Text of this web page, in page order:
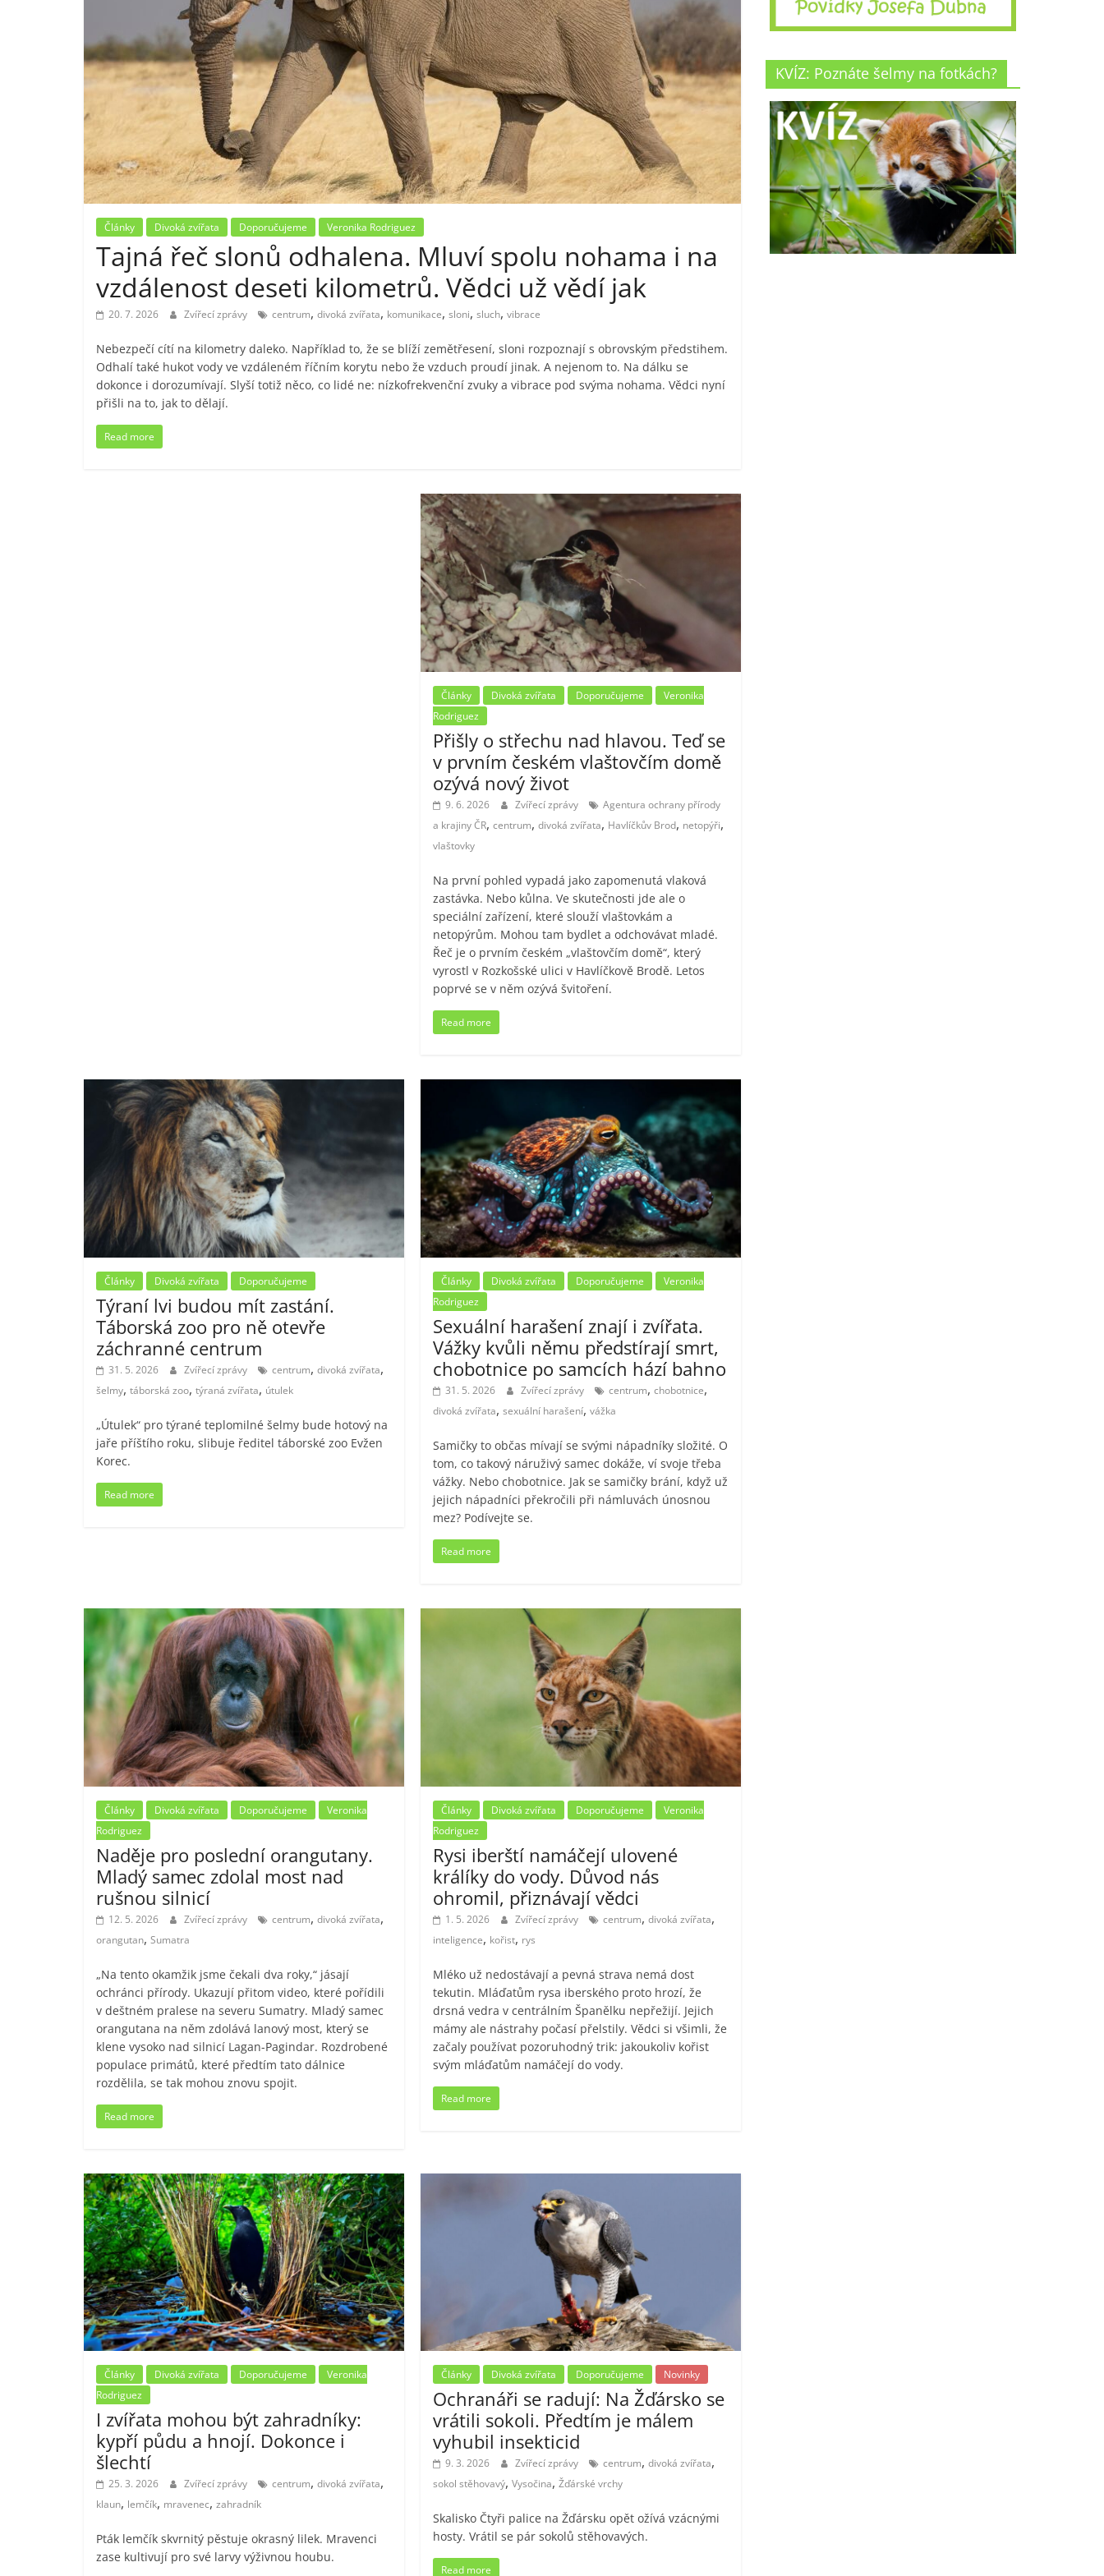
Články Divoká zvířata Doporučujeme Veronika Rodriguez
Tajná řeč slonů odhalena. Mluví spolu nohama i na
vzdálenost deseti kilometrů. Vědci už vědí jak
20. 7. 2026 Zvířecí zprávy centrum, divoká zvířata, komunikace, sloni, sluch, vibrace
Nebezpečí cítí na kilometry daleko. Například to, že se blíží zemětřesení, sloni rozpoznají s obrovským předstihem.
Odhalí také hukot vody ve vzdáleném říčním korytu nebo že vzduch proudí jinak. A nejenom to. Na dálku se
dokonce i dorozumívají. Slyší totiž něco, co lidé ne: nízkofrekvenční zvuky a vibrace pod svýma nohama. Vědci nyní
přišli na to, jak to dělají.
Read more
Články Divoká zvířata Doporučujeme
Veronika
Rodriguez
Přišly o střechu nad hlavou. Teď se
v prvním českém vlaštovčím domě
ozývá nový život
9. 6. 2026 Zvířecí zprávy
Agentura ochrany přírody
a krajiny ČR,centrum,divoká zvířata, Havlíčkův Brod, netopýři,
vlaštovky
Na první pohled vypadá jako zapomenutá vlaková
zastávka. Nebo kůlna. Ve skutečnosti jde ale o
speciální zařízení, které slouží vlaštovkám a
netopýrům. Mohou tam bydlet a odchovávat mladé.
Řeč je o prvním českém „vlaštovčím domě“, který
vyrostl v Rozkošské ulici v Havlíčkově Brodě. Letos
poprvé se v něm ozývá švitoření.
Read more
Články Divoká zvířata Doporučujeme
Týraní lvi budou mít zastání.
Táborská zoo pro ně otevře
záchranné centrum
31. 5. 2026 Zvířecí zprávy centrum, divoká zvířata,
šelmy, táborská zoo, týraná zvířata, útulek
„Útulek“ pro týrané teplomilné šelmy bude hotový na
jaře příštího roku, slibuje ředitel táborské zoo Evžen
Korec.
Read more
Články Divoká zvířata Doporučujeme
Veronika
Rodriguez
Sexuální harašení znají i zvířata.
Vážky kvůli němu předstírají smrt,
chobotnice po samcích hází bahno
31. 5. 2026 Zvířecí zprávy centrum,chobotnice,
divoká zvířata,sexuální harašení,vážka
Samičky to občas mívají se svými nápadníky složité. O
tom, co takový náruživý samec dokáže, ví svoje třeba
vážky. Nebo chobotnice. Jak se samičky brání, když už
jejich nápadníci překročili při námluvách únosnou
mez? Podívejte se.
Read more
Články Divoká zvířata Doporučujeme
Veronika
Rodriguez
Naděje pro poslední orangutany.
Mladý samec zdolal most nad
rušnou silnicí
12. 5. 2026 Zvířecí zprávy centrum, divoká zvířata,
orangutan, Sumatra
„Na tento okamžik jsme čekali dva roky,“ jásají
ochránci přírody. Ukazují přitom video, které pořídili
v deštném pralese na severu Sumatry. Mladý samec
orangutana na něm zdolává lanový most, který se
klene vysoko nad silnicí Lagan-Pagindar. Rozdrobené
populace primátů, které předtím tato dálnice
rozdělila, se tak mohou znovu spojit.
Read more
Články Divoká zvířata Doporučujeme
Veronika
Rodriguez
Rysi iberští namáčejí ulovené
králíky do vody. Důvod nás
ohromil, přiznávají vědci
1. 5. 2026 Zvířecí zprávy centrum,divoká zvířata,
inteligence, kořist, rys
Mléko už nedostávají a pevná strava nemá dost
tekutin. Mláďatům rysa iberského proto hrozí, že
drsná vedra v centrálním Španělku nepřežijí. Jejich
mámy ale nástrahy počasí přelstily. Vědci si všimli, že
začaly používat pozoruhodný trik: jakoukoliv kořist
svým mláďatům namáčejí do vody.
Read more
Články Divoká zvířata Doporučujeme
Veronika
Rodriguez
I zvířata mohou být zahradníky:
kypří půdu a hnojí. Dokonce i
šlechtí
25. 3. 2026 Zvířecí zprávy centrum, divoká zvířata,
klaun, lemčík, mravenec, zahradník
Pták lemčík skvrnitý pěstuje okrasný lilek. Mravenci
zase kultivují pro své larvy výživnou houbu.
Články Divoká zvířata Doporučujeme Novinky
Ochranáři se radují: Na Žďársko se
vrátili sokoli. Předtím je málem
vyhubil insekticid
9. 3. 2026 Zvířecí zprávy centrum,divoká zvířata,
sokol stěhovavý,Vysočina,Žďárské vrchy
Skalisko Čtyři palice na Žďársku opět ožívá vzácnými
hosty. Vrátil se pár sokolů stěhovavých.
Read more
KVÍZ: Poznáte šelmy na fotkách?